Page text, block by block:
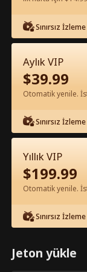
Bölüm 97 -
Tam Film
Sınırsız İzleme
Aylık VIP
$39.99
Otomatik yenile.
Sınırsız İzleme
Yıllık VIP
$199.99
Otomatik yenile.
Sınırsız İzleme
Jeton yükle